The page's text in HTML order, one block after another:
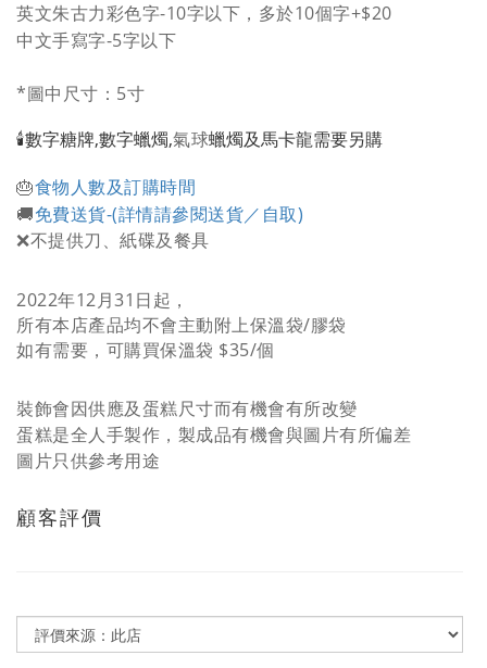
英文朱古力彩色字-10字以下，多於10個字+$20
中文手寫字-5字以下
*圖中尺寸：5寸
🕯️數字糖牌,數字蠟燭,氣球蠟燭及馬卡龍需要另購
🎂食物人數及訂購時間
🚚免費送貨-(詳情請參閱送貨／自取)
❌不提供刀、紙碟及餐具
2022年12月31日起，
所有本店產品均不會主動附上保溫袋/膠袋
如有需要，可購買保溫袋 $35/個
裝飾會因供應及蛋糕尺寸而有機會有所改變
蛋糕是全人手製作，製成品有機會與圖片有所偏差
圖片只供參考用途
顧客評價